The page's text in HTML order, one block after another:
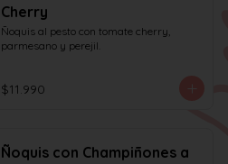
Cherry
Ñoquis al pesto con tomate cherry,
parmesano y perejil.
$11.990
Ñoquis con Champiñones a